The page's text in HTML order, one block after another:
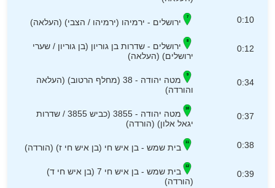
0:10 ירושלים - ירמיהו (ירמיהו / הצבי) (העלאה)
0:12
ירושלים - שדרות בן גוריון (בן גוריון / שערי
ירושלים) (העלאה)
0:34
מטה יהודה - 38 (מחלף הרטוב) (העלאה
והורדה)
0:37
מטה יהודה - 3855 (כביש 3855 / שדרות
יגאל אלון) (הורדה)
0:38 בית שמש - בן איש חי (בן איש חי ז) (הורדה)
0:39
בית שמש - בן איש חי 7 (בן איש חי ד)
(הורדה)